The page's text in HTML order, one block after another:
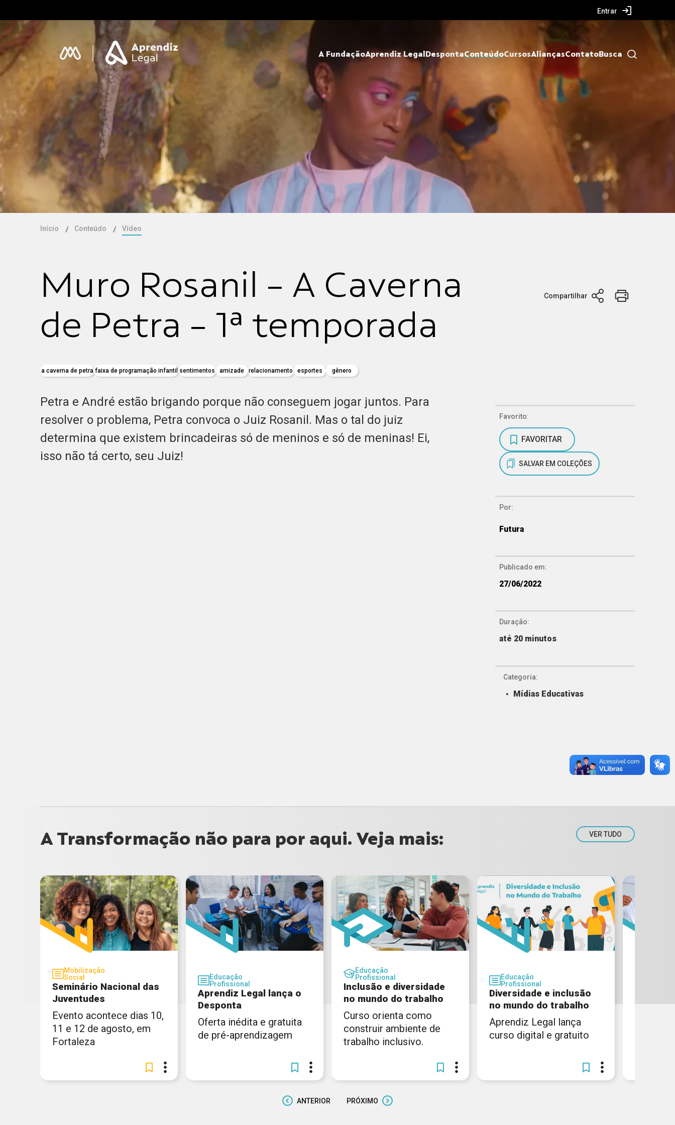
Entrar
A FundaçãoAprendiz Legal DespontaConteúdoCursosAliançasContatoBusca
Início Conteúdo Vídeo
Muro Rosanil - A Caverna
de Petra - 1ª temporada
a caverna de petra faixa de programação infantil sentimentos amizade relacionamento esportes gênero
Compartilhar
Petra e André estão brigando porque não conseguem jogar juntos. Para
resolver o problema, Petra convoca o Juiz Rosanil. Mas o tal do juiz
determina que existem brincadeiras só de meninos e só de meninas! Ei,
isso não tá certo, seu Juiz!
Favorito:
FAVORITAR
SALVAR EM COLEÇÕES
Por:
Futura
Publicado em:
27/06/2022
Duração:
até 20 minutos
Categoria:
Mídias Educativas
A Transformação não para por aqui. Veja mais: VER TUDO
Mobilização
Social
Seminário Nacional das
Juventudes
Evento acontece dias 10,
11 e 12 de agosto, em
Fortaleza
Educação
Profissional
Aprendiz Legal lança o
Desponta
Oferta inédita e gratuita
de pré-aprendizagem
Educação
Profissional
Inclusão e diversidade
no mundo do trabalho
Curso orienta como
construir ambiente de
trabalho inclusivo.
Educação
Profissional
Diversidade e inclusão
no mundo do trabalho
Aprendiz Legal lança
curso digital e gratuito
ANTERIOR PRÓXIMO